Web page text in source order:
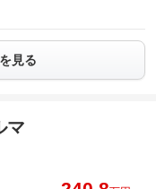
見る
マ